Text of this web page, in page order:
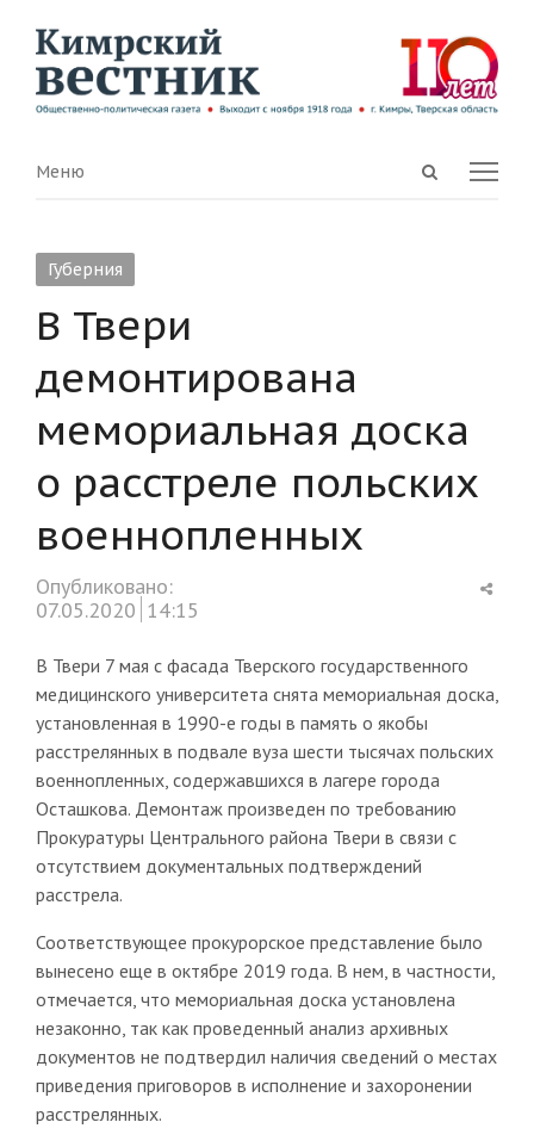
Open
Menu
Меню
Губерния
В Твери
демонтирована
мемориальная доска
о расстреле польских
военнопленных
Опубликовано:
07.05.2020 14:15
В Твери 7 мая с фасада Тверского государственного
медицинского университета снята мемориальная доска,
установленная в 1990-е годы в память о якобы
расстрелянных в подвале вуза шести тысячах польских
военнопленных, содержавшихся в лагере города
Осташкова. Демонтаж произведен по требованию
Прокуратуры Центрального района Твери в связи с
отсутствием документальных подтверждений
расстрела.
Соответствующее прокурорское представление было
вынесено еще в октябре 2019 года. В нем, в частности,
отмечается, что мемориальная доска установлена
незаконно, так как проведенный анализ архивных
документов не подтвердил наличия сведений о местах
приведения приговоров в исполнение и захоронении
расстрелянных.